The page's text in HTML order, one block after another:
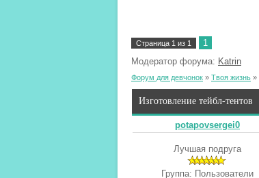
Страница 1 из 1
1
Модератор форума: Katrin
Форум для девчонок » Твоя жизнь »
Изготовление тейбл-тентов
potapovsergei0
Лучшая подруга
Группа: Пользователи